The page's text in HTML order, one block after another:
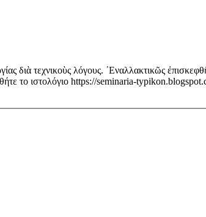
διὰ τεχνικοὺς λόγους. ᾿Εναλλακτικῶς
το ιστολόγιο https://seminaria-